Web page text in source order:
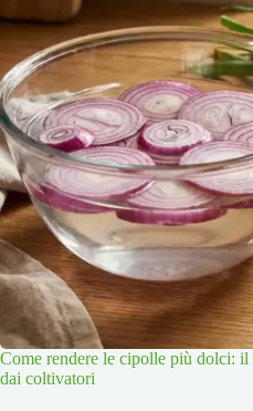
Come rendere le cipolle più dolci: il
dai coltivatori